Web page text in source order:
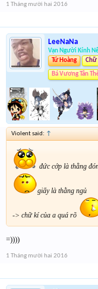
1 Tháng mười hai 2016
LeeNaNa
Vạn Người Kính
Tứ Hoàng
Chữ
Bá Vương Tân
Violent said: ↑
đức cớp là thằng
giấy là thằng ngủ
-> chữ kí của a quá rõ
=))))
1 Tháng mười hai 2016